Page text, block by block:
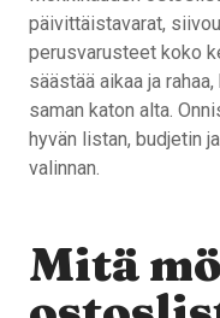
päivittäistavarat,
perusvarusteet koko
säästää aikaa ja
saman katon alta.
hyvän listan, budjetin
valinnan.
Mitä